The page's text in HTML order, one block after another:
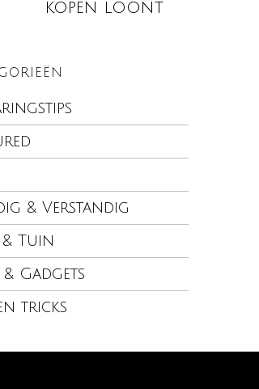
kopen loont
& Verstandig
Tuin
& Gadgets
en tricks